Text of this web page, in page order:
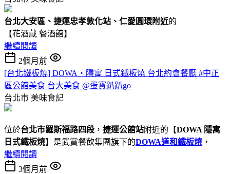
台北大安區、捷運忠孝敦化站、仁愛圓環附近的
【花酒蔵 餐酒館】
繼續閱讀
2個月前
[台北鐵板燒] DOWA・隱寓 日式鐵板燒 台北約會餐廳 #中正
區公館美食 台大美食 @蛋寶趴趴go
台北市 美味食記
位於台北市羅斯福路四段 ， 捷運公館站附近的【DOWA 隱寓
日式鐵板燒】是武賞餐飲集團旗下的DOWA道和鐵板燒 ，
繼續閱讀
3個月前